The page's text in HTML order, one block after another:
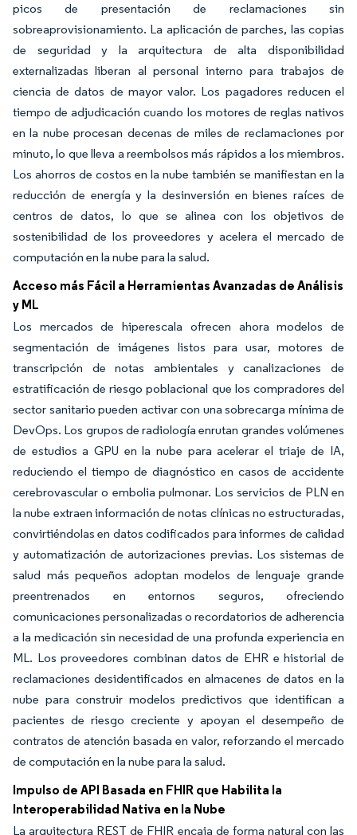
picos de presentación de reclamaciones sin
sobreaprovisionamiento. La aplicación de parches, las copias
de seguridad y la arquitectura de alta disponibilidad
externalizadas liberan al personal interno para trabajos de
ciencia de datos de mayor valor. Los pagadores reducen el
tiempo de adjudicación cuando los motores de reglas nativos
en la nube procesan decenas de miles de reclamaciones por
minuto, lo que lleva a reembolsos más rápidos a los miembros.
Los ahorros de costos en la nube también se manifiestan en la
reducción de energía y la desinversión en bienes raíces de
centros de datos, lo que se alinea con los objetivos de
sostenibilidad de los proveedores y acelera el mercado de
computación en la nube para la salud.
Acceso más Fácil a Herramientas Avanzadas de Análisis
y ML
Los mercados de hiperescala ofrecen ahora modelos de
segmentación de imágenes listos para usar, motores de
transcripción de notas ambientales y canalizaciones de
estratificación de riesgo poblacional que los compradores del
sector sanitario pueden activar con una sobrecarga mínima de
DevOps. Los grupos de radiología enrutan grandes volúmenes
de estudios a GPU en la nube para acelerar el triaje de IA,
reduciendo el tiempo de diagnóstico en casos de accidente
cerebrovascular o embolia pulmonar. Los servicios de PLN en
la nube extraen información de notas clínicas no estructuradas,
convirtiéndolas en datos codificados para informes de calidad
y automatización de autorizaciones previas. Los sistemas de
salud más pequeños adoptan modelos de lenguaje grande
preentrenados en entornos seguros, ofreciendo
comunicaciones personalizadas o recordatorios de adherencia
a la medicación sin necesidad de una profunda experiencia en
ML. Los proveedores combinan datos de EHR e historial de
reclamaciones desidentificados en almacenes de datos en la
nube para construir modelos predictivos que identifican a
pacientes de riesgo creciente y apoyan el desempeño de
contratos de atención basada en valor, reforzando el mercado
de computación en la nube para la salud.
Impulso de API Basada en FHIR que Habilita la
Interoperabilidad Nativa en la Nube
La arquitectura REST de FHIR encaja de forma natural con las